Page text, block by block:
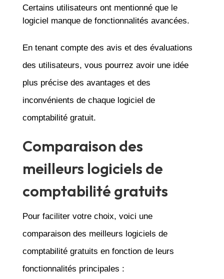
Certains utilisateurs ont mentionné que le
logiciel manque de fonctionnalités avancées.
En tenant compte des avis et des évaluations
des utilisateurs, vous pourrez avoir une idée
plus précise des avantages et des
inconvénients de chaque logiciel de
comptabilité gratuit.
Comparaison des
meilleurs logiciels de
comptabilité gratuits
Pour faciliter votre choix, voici une
comparaison des meilleurs logiciels de
comptabilité gratuits en fonction de leurs
fonctionnalités principales :